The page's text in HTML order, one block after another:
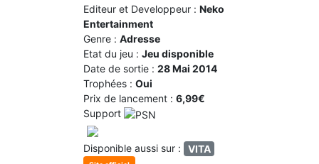
Editeur et Developpeur : Neko
Entertainment
Genre : Adresse
Etat du jeu : Jeu disponible
Date de sortie : 28 Mai 2014
Trophées : Oui
Prix de lancement : 6,99€
Support
Disponible aussi sur : VITA